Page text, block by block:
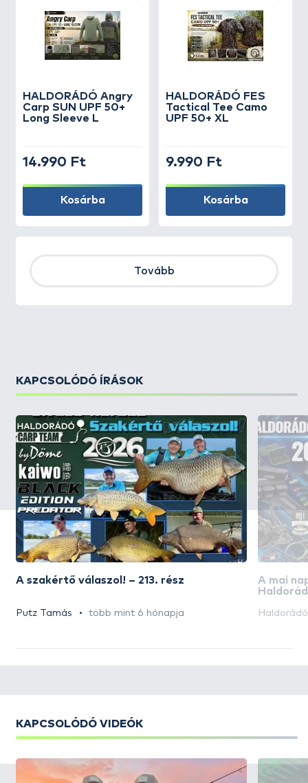
HALDORÁDÓ Angry
Carp SUN UPF 50+
Long Sleeve L
14.990 Ft
Kosárba
HALDORÁDÓ FES
Tactical Tee Camo
UPF 50+ XL
9.990 Ft
Kosárba
Tovább
KAPCSOLÓDÓ ÍRÁSOK
A szakértő válaszol! – 213. rész
Putz Tamás több mint 6 hónapja
A mai
KAPCSOLÓDÓ VIDEÓK